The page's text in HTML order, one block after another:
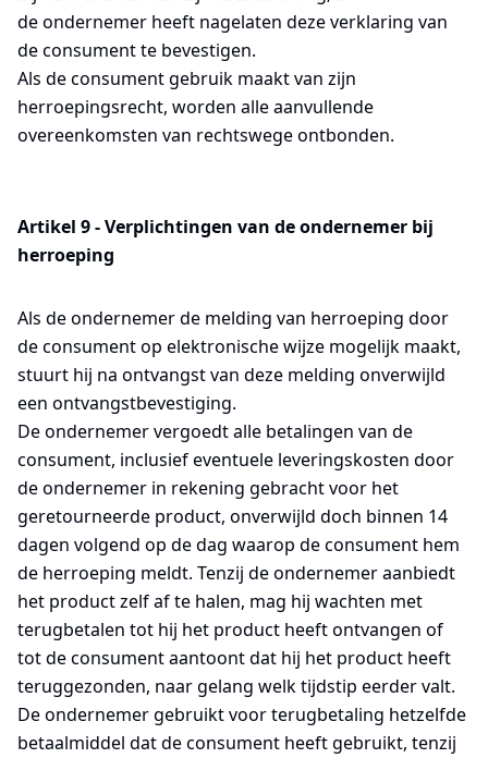
de ondernemer heeft nagelaten deze verklaring van
de consument te bevestigen.
Als de consument gebruik maakt van zijn
herroepingsrecht, worden alle aanvullende
overeenkomsten van rechtswege ontbonden.
Artikel 9 - Verplichtingen van de ondernemer bij
herroeping
Als de ondernemer de melding van herroeping door
de consument op elektronische wijze mogelijk maakt,
stuurt hij na ontvangst van deze melding onverwijld
een ontvangstbevestiging.
De ondernemer vergoedt alle betalingen van de
consument, inclusief eventuele leveringskosten door
de ondernemer in rekening gebracht voor het
geretourneerde product, onverwijld doch binnen 14
dagen volgend op de dag waarop de consument hem
de herroeping meldt. Tenzij de ondernemer aanbiedt
het product zelf af te halen, mag hij wachten met
terugbetalen tot hij het product heeft ontvangen of
tot de consument aantoont dat hij het product heeft
teruggezonden, naar gelang welk tijdstip eerder valt.
De ondernemer gebruikt voor terugbetaling hetzelfde
betaalmiddel dat de consument heeft gebruikt, tenzij